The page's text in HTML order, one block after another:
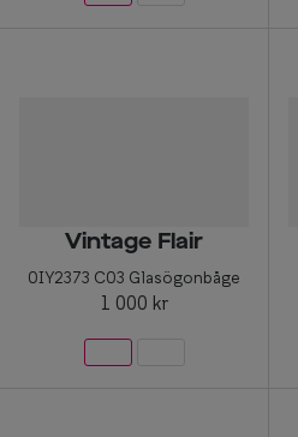
Vintage Flair
0IY2373 C03 Glasögonbåge
1 000 kr